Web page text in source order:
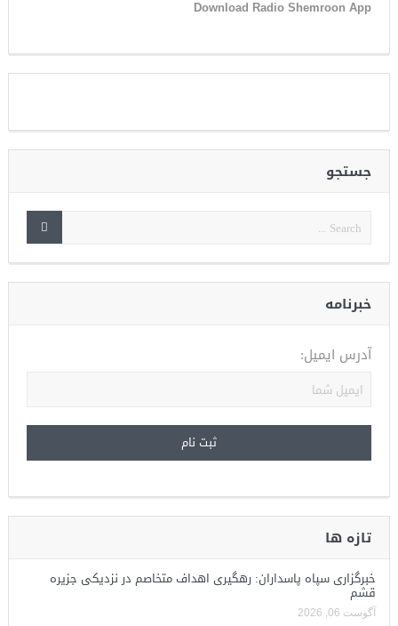
Download Radio Shemroon App
جستجو
خبرنامه
آدرس ایمیل:
تازه ها
خبرگزاری سپاه پاسداران: رهگیری اهداف متخاصم در نزدیکی جزیره
قشم
آگوست 06, 2026